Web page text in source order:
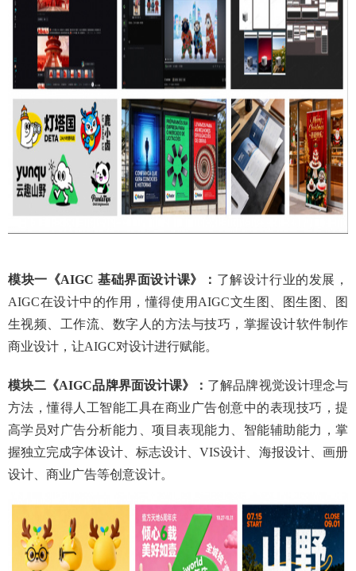
模块一 《AIGC 基础界面设计课》 ： 了解设计行业的发展，
AIGC在设计中的作用，懂得使用AIGC文生图、图生图、图
生视频、工作流、数字人的方法与技巧，掌握设计软件制作
商业设计，让AIGC对设计进行赋能。
模块二 《AIGC品牌界面设计课》： 了解品牌视觉设计理念与
方法，懂得人工智能工具在商业广告创意中的表现技巧，提
高学员对广告分析能力、项目表现能力、智能辅助能力，掌
握独立完成字体设计、标志设计、VIS设计、海报设计、画册
设计、商业广告等创意设计。